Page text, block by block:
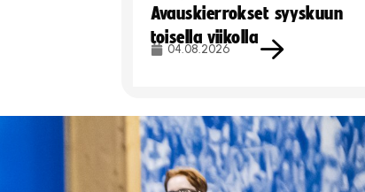
Avauskierrokset syyskuun
toisella viikolla
04.08.2026